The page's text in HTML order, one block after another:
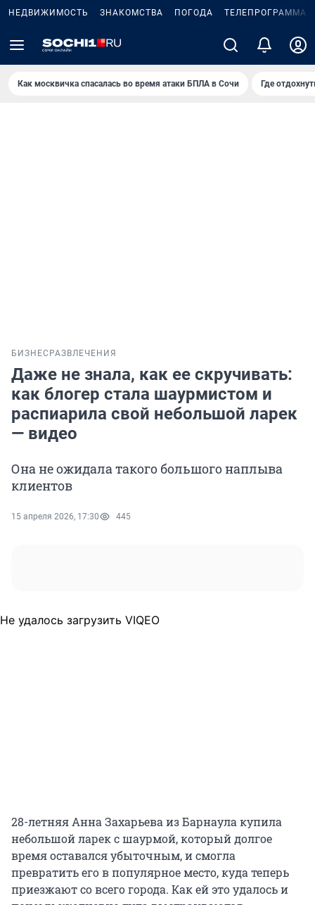
НЕДВИЖИМОСТЬ ЗНАКОМСТВА ПОГОДА ТЕЛЕПРОГРАММА
Как москвичка спасалась во время атаки БПЛА в Сочи Где
БИЗНЕС РАЗВЛЕЧЕНИЯ
Даже не знала, как ее скручивать:
как блогер стала шаурмистом и
распиарила свой небольшой ларек
— видео
Она не ожидала такого большого наплыва
клиентов
15 апреля 2026, 17:30 445
Не удалось загрузить VIQEO
28-летняя Анна Захарьева из Барнаула купила
небольшой ларек с шаурмой, который долгое
время оставался убыточным, и смогла
превратить его в популярное место, куда теперь
приезжают со всего города. Как ей это удалось и